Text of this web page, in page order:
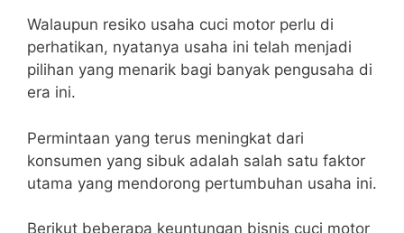
Walaupun resiko usaha cuci motor perlu di
perhatikan, nyatanya usaha ini telah menjadi
pilihan yang menarik bagi banyak pengusaha di
era ini.
Permintaan yang terus meningkat dari
konsumen yang sibuk adalah salah satu faktor
utama yang mendorong pertumbuhan usaha ini.
Berikut beberapa keuntungan bisnis cuci motor